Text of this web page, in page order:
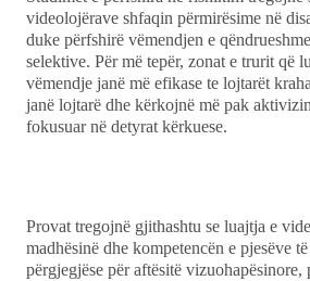
videolojërave shfaqin përmirësime në
duke përfshirë vëmendjen e
selektive. Për më tepër, zonat e trurit që
vëmendje janë më efikase te lojtarët
janë lojtarë dhe kërkojnë më pak
fokusuar në detyrat kërkuese.
Provat tregojnë gjithashtu se luajtja e
madhësinë dhe kompetencën e pjesëve
përgjegjëse për aftësitë vizuohapësinore,